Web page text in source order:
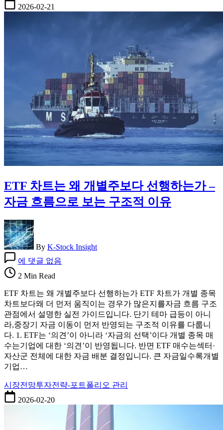
동
2026-02-21
ETF 차트는 왜 개별주보다 선행하는가 –
자금 흐름으로 보는 구조적 이유
By K-Stock Insight
차
트
왜
개
별
주
보
다
선
행
하
는
가
에 댓글 없음
2 Min Read
ETF 차트는 왜 개별주보다 선행하는가 ETF 차트가 개별 종목
차트보다왜 더 먼저 움직이는 경우가 많은지를자금 흐름 구조
관점에서 설명한 실전 가이드입니다. 단기 테마 급등이 아니
라,중장기 자금 이동이 먼저 반영되는 구조적 이유를 다룹니
다. 1. ETF는 ‘의견’이 아니라 ‘자금의 선택’이다 개별 종목 매
수는기업에 대한 ‘의견’이 반영됩니다. 반면 ETF 매수는섹터·
자산군 전체에 대한 자금 배분 결정입니다. 큰 자금일수록개별
기업…
시장전망투자전략-포트폴리오 관리
2026-02-20